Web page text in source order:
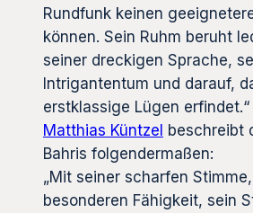
Rundfunk keinen
können. Sein Ruhm beruht
seiner dreckigen Sprache,
Intrigantentum und darauf,
erstklassige Lügen erfindet.“
Matthias Küntzel beschreibt
Bahris folgendermaßen:
„Mit seiner scharfen
besonderen Fähigkeit, sein